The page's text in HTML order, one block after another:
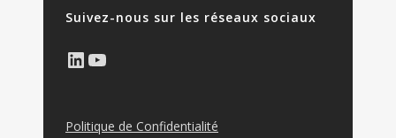
Suivez-nous sur les réseaux sociaux
LinkedIn
YouTube
Politique de Confidentialité